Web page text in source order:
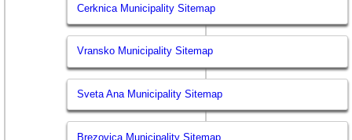
Cerknica Municipality Sitemap
Vransko Municipality Sitemap
Sveta Ana Municipality Sitemap
Brezovica Municipality Sitemap